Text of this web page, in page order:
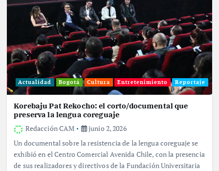
Actualidad Bogotá Cultura Entretenimiento Reportaje
Korebaju Pat Rekocho: el corto/documental que
preserva la lengua coreguaje
Redacción CAM
junio 2, 2026
Un documental sobre la resistencia de la lengua coreguaje se
exhibió en el Centro Comercial Avenida Chile, con la presencia
de sus realizadores y directivos de la Fundación Universitaria